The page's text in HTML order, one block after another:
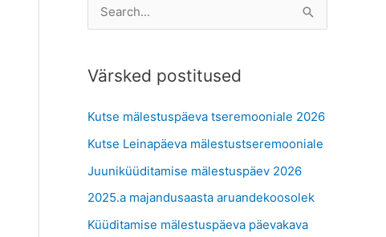
e
r
h
f
o
r
:
Värsked postitused
Kutse mälestuspäeva tseremooniale 2026
Kutse Leinapäeva mälestustseremooniale
Juuniküüditamise mälestuspäev 2026
2025.a majandusaasta aruandekoosolek
Küüditamise mälestuspäeva päevakava